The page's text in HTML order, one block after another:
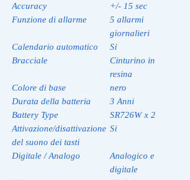
Accuracy
+/- 15 sec
Funzione di allarme
5 allarmi
giornalieri
Calendario automatico
Si
Bracciale
Cinturino in
resina
Colore di base
nero
Durata della batteria
3 Anni
Battery Type
SR726W x 2
Attivazione/disattivazione
del suono dei tasti
Si
Digitale / Analogo
Analogico e
digitale